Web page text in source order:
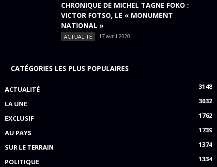
CHRONIQUE DE MICHEL TAGNE FOKO :
VICTOR FOTSO, LE « MONUMENT
NATIONAL »
ACTUALITÉ 17 avril 2020
CATÉGORIES LES PLUS POPULAIRES
ACTUALITÉ
3148
LA UNE
3032
EXCLUSIF
1762
AU PAYS
1739
SUR LE TERRAIN
1374
POLITIQUE
1334